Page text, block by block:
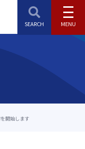
開始します